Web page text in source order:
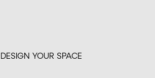
YOUR SPACE